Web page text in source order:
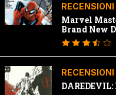
Marvel
Brand New